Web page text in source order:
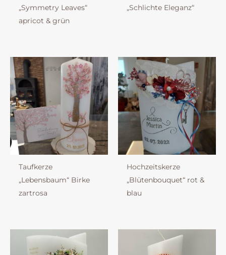
„Symmetry Leaves“
apricot & grün
„Schlichte Eleganz“
Taufkerze
„Lebensbaum“ Birke
zartrosa
Hochzeitskerze
„Blütenbouquet“ rot &
blau